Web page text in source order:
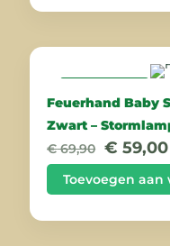
Feuerhand Baby
Zwart –
€69,90
prijs
was:
€ 69,90.
€ 59,00
Toevoegen